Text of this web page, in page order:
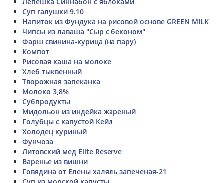
Суп галушки 9.10
Напиток из Фундука на рисовой основе GREEN MILK
Чипсы из лаваша "Сыр с беконом"
Фарш свинина-курица (на пару)
Компот
Рисовая каша на молоке
Хлеб тыквенный
Творожная запеканка
Молоко 3,8%
Субпродукты
Мидольон из индейка жареный
Голубцы с капустой Кейл
Холодец куриный
Фунчоза
Литовский мед Elite Reserve
Варенье из вишни
Говядина от Елены халяль запеченая-21